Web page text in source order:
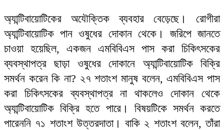
অ্যান্টিবায়োটিকের অযৌক্তিক ব্যবহার বেড়েছে। রোগীরা
অ্যান্টিবায়োটিক পান ওষুধের দোকান থেকে। জরিপে জানতে
চাওয়া হয়েছিল, একজন এমবিবিএস পাস করা চিকিৎসকের
ব্যবস্থাপত্র ছাড়া ওষুধের দোকানে অ্যান্টিবায়োটিক বিক্রি
সমর্থন করেন কি না? ২৭ শতাংশ মানুষ বলেন, এমবিবিএস পাস
করা চিকিৎসকের ব্যবস্থাপত্র না থাকলেও দোকান থেকে
অ্যান্টিবায়োটিক বিক্রি হতে পারে। বিষয়টিকে সমর্থন করতে
পারেননি ৭১ শতাংশ উত্তরদাতা। বাকি ২ শতাংশ বলেন, তাঁরা